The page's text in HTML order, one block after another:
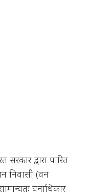
द्वारा पारित
निवासी (वन
वनाधिकार